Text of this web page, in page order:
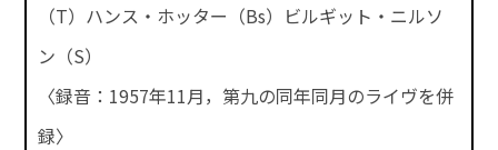
（T）ハンス・ホッター（Bs）ビルギット・ニルソ
ン（S）
〈録音：1957年11月，第九の同年同月のライヴを併
録〉